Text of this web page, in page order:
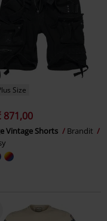
Size
871,00
Vintage Shorts
Brandit